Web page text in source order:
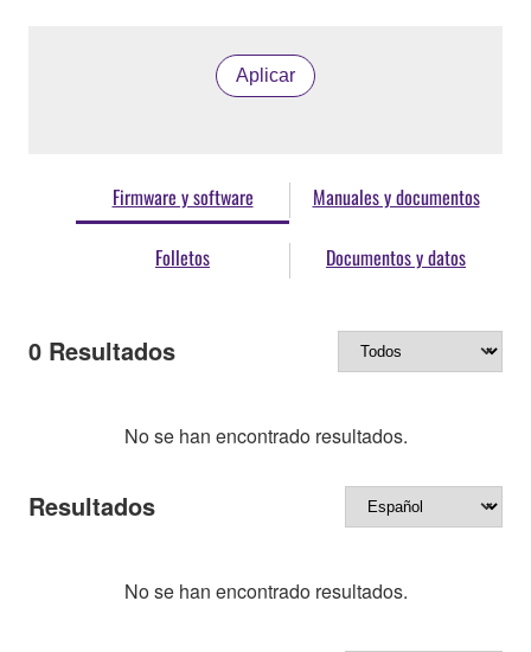
Aplicar
Firmware y software Manuales y documentos
Folletos Documentos y datos
0 Resultados
No se han encontrado resultados.
Resultados
No se han encontrado resultados.